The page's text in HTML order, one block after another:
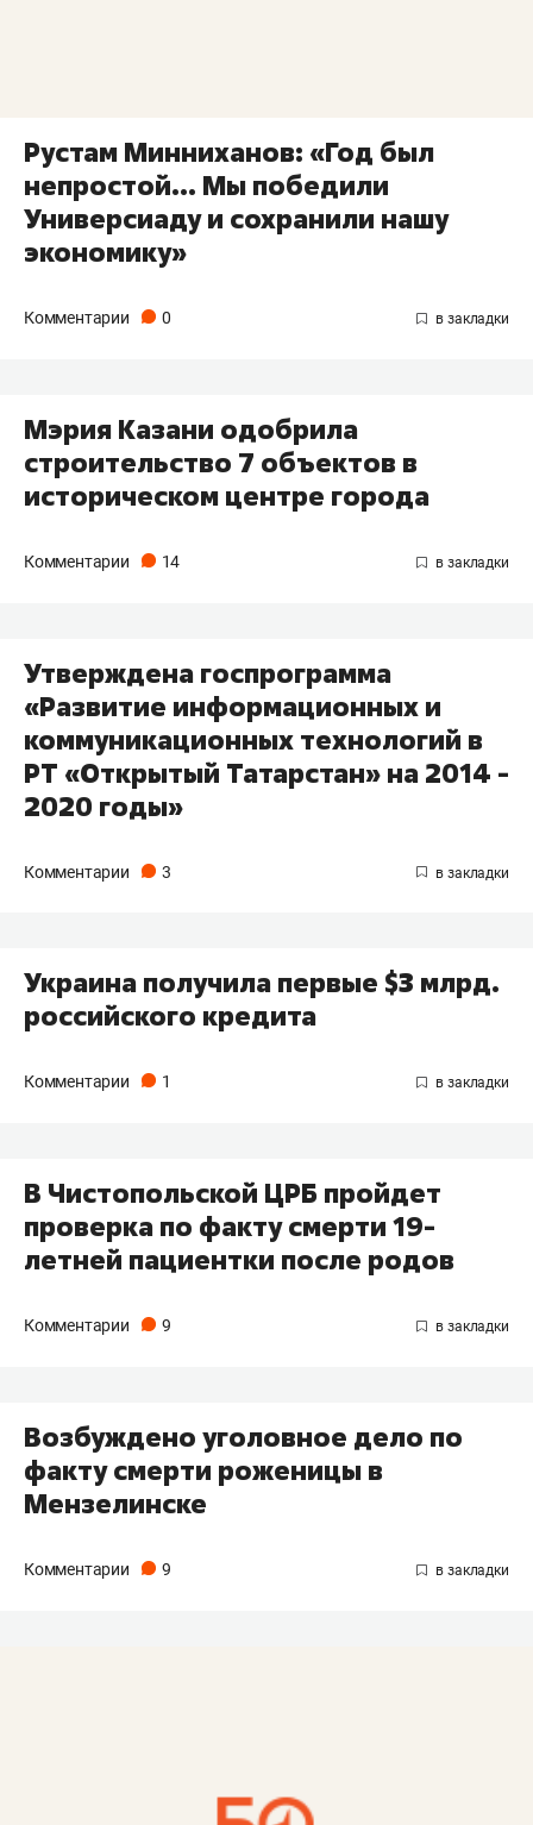
Рустам Минниханов: «Год был
непростой… Мы победили
Универсиаду и сохранили нашу
экономику»
Комментарии 0
Мэрия Казани одобрила
строительство 7 объектов в
историческом центре города
Комментарии 14
Утверждена госпрограмма
«Развитие информационных и
коммуникационных технологий в
РТ «Открытый Татарстан» на 2014 -
2020 годы»
Комментарии 3
Украина получила первые $3 млрд.
российского кредита
Комментарии 1
В Чистопольской ЦРБ пройдет
проверка по факту смерти 19-
летней пациентки после родов
Комментарии 9
Возбуждено уголовное дело по
факту смерти роженицы в
Мензелинске
Комментарии 9